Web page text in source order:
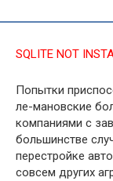
SQLITE NOT
Попытки
ле-мановские
компаниями с
большинстве
перестройке
совсем других